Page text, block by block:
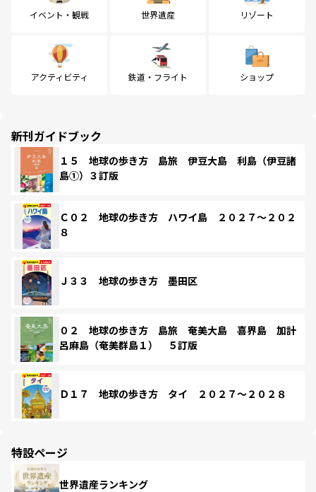
イベント・観戦 世界遺産 リゾート
アクティビティ 鉄道・フライト ショップ
新刊ガイドブック
１５ 地球の歩き方 島旅 伊豆大島 利島（伊豆諸
島①）３訂版
Ｃ０２ 地球の歩き方 ハワイ島 ２０２７～２０２
８
Ｊ３３ 地球の歩き方 墨田区
０２ 地球の歩き方 島旅 奄美大島 喜界島 加計
呂麻島（奄美群島１） ５訂版
Ｄ１７ 地球の歩き方 タイ ２０２７～２０２８
特設ページ
世界遺産ランキング